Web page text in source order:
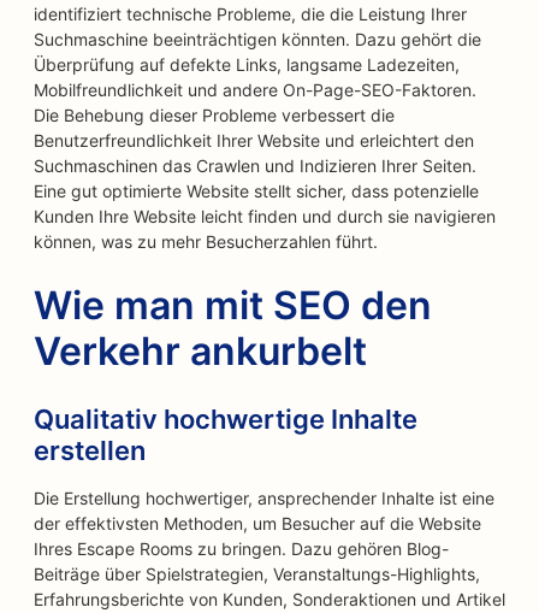
identifiziert technische Probleme, die die Leistung Ihrer
Suchmaschine beeinträchtigen könnten. Dazu gehört die
Überprüfung auf defekte Links, langsame Ladezeiten,
Mobilfreundlichkeit und andere On-Page-SEO-Faktoren.
Die Behebung dieser Probleme verbessert die
Benutzerfreundlichkeit Ihrer Website und erleichtert den
Suchmaschinen das Crawlen und Indizieren Ihrer Seiten.
Eine gut optimierte Website stellt sicher, dass potenzielle
Kunden Ihre Website leicht finden und durch sie navigieren
können, was zu mehr Besucherzahlen führt.
Wie man mit SEO den
Verkehr ankurbelt
Qualitativ hochwertige Inhalte
erstellen
Die Erstellung hochwertiger, ansprechender Inhalte ist eine
der effektivsten Methoden, um Besucher auf die Website
Ihres Escape Rooms zu bringen. Dazu gehören Blog-
Beiträge über Spielstrategien, Veranstaltungs-Highlights,
Erfahrungsberichte von Kunden, Sonderaktionen und Artikel